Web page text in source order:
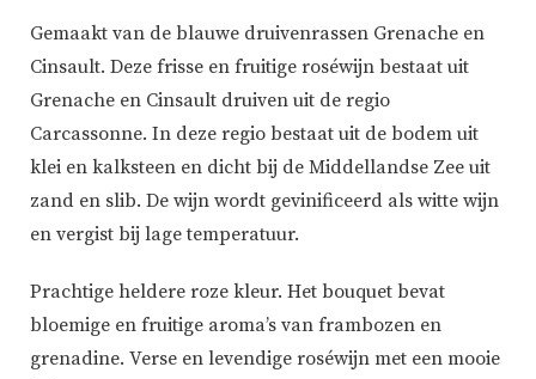
Gemaakt van de blauwe druivenrassen Grenache en
Cinsault. Deze frisse en fruitige roséwijn bestaat uit
Grenache en Cinsault druiven uit de regio
Carcassonne. In deze regio bestaat uit de bodem uit
klei en kalksteen en dicht bij de Middellandse Zee uit
zand en slib. De wijn wordt gevinificeerd als witte wijn
en vergist bij lage temperatuur.
Prachtige heldere roze kleur. Het bouquet bevat
bloemige en fruitige aroma’s van frambozen en
grenadine. Verse en levendige roséwijn met een mooie